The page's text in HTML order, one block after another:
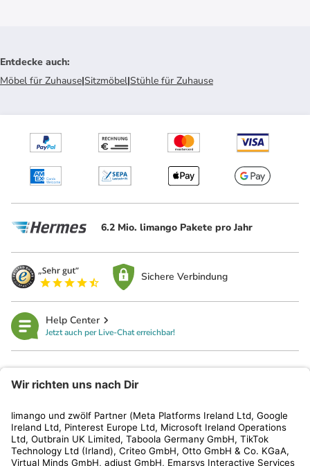
Entdecke auch:
Möbel für Zuhause|Sitzmöbel|Stühle für Zuhause
6.2 Mio. limango Pakete pro Jahr
Sichere Verbindung
Help Center
Jetzt auch per Live-Chat erreichbar!
Kundenservice